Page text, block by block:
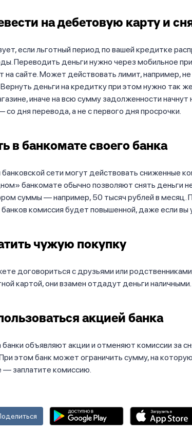
на дебетовую карту и
если льготный период по вашей кредитке
Переводить деньги нужно через мобильное
на сайте. Может действовать лимит, например,
деньги на кредитку при этом нужно так
иначе на всю сумму задолженности начнут
со дня перевода, а не с первого дня просрочки.
в банкомате своего банка
сети могут действовать сниженные
банкомате обычно позволяют снять деньги
суммы — например, 50 тысяч рублей в месяц.
комиссия будет повышенной, даже если вы
чужую покупку
договориться с друзьями или родственниками
картой, они взамен отдадут деньги наличными.
акцией банка
объявляют акции и отменяют комиссии за
этом банк может ограничить сумму, на
— заплатите комиссию.